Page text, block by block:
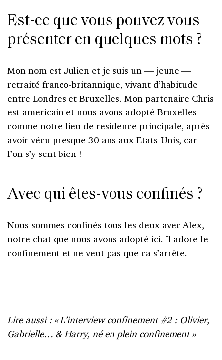
Est-ce que vous pouvez vous
présenter en quelques mots ?
Mon nom est Julien et je suis un — jeune —
retraité franco-britannique, vivant d’habitude
entre Londres et Bruxelles. Mon partenaire Chris
est americain et nous avons adopté Bruxelles
comme notre lieu de residence principale, après
avoir vécu presque 30 ans aux Etats-Unis, car
l’on s’y sent bien !
Avec qui êtes-vous confinés ?
Nous sommes confinés tous les deux avec Alex,
notre chat que nous avons adopté ici. Il adore le
confinement et ne veut pas que ca s’arrête.
Lire aussi : « L’interview confinement #2 : Olivier,
Gabrielle… & Harry, né en plein confinement »